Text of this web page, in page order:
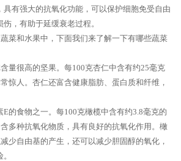
具有强大的抗氧化功能，可以保护细胞免受自由
，有助于延缓衰老过程。
菜和水果中，下面我们来了解一下有哪些蔬菜
量很高的坚果。每100克杏仁中含有约25毫克
惊人。杏仁还富含健康脂肪、蛋白质和纤维，
E的食物之一。每100克橄榄中含有约3.8毫克的
多种抗氧化物质，具有良好的抗氧化作用。橄
少自由基的产生，还可以减少胆固醇的氧化，